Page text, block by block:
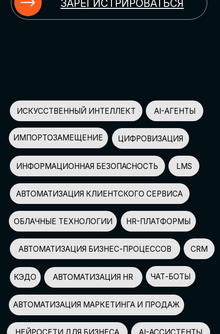
НЕЙРОСЕТИ ДЛЯ БИЗНЕСА
КЭДО
ЦИФРОВИЗАЦИЯ
АВТОМАТИЗАЦИЯ HR
АВТОМАТИЗАЦИЯ МАРКЕТИНГА И ПРОДАЖ
AI-АССИСТЕНТЫ
ЧАТ-БОТЫ
ИМПОРТОЗАМЕЩЕНИЕ
СПИКЕРОВ
150+
ПАРТНЕРОВ
100+
УЧАСТНИКОВ
2500+